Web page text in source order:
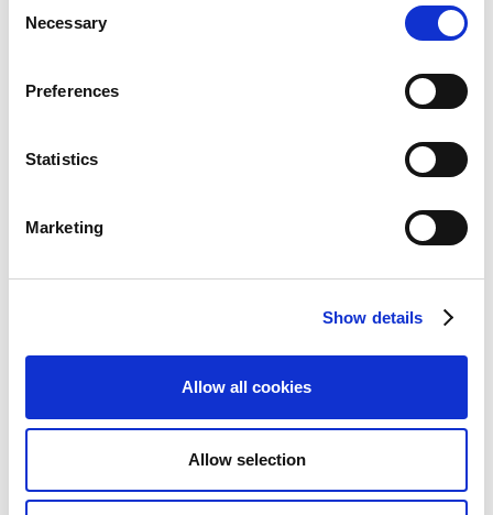
Selection
Necessary
Preferences
Statistics
Marketing
Show details
Allow all cookies
Allow selection
Hinweis
die in Business Central Online veröffentlicht wird,
Central verfügbar. Wenn Sie eine ältere Version
von Business Central haben und die neueste
installieren möchten, müssen Sie zuerst Ihre
Version von Business Central auf die neueste
Version aktualisieren.
, um das Business Central Administration
Center zu öffnen.